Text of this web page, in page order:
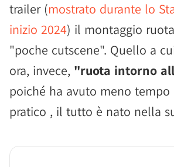
trailer (mostrato durante lo
inizio 2024) il montaggio
"poche cutscene". Quello a
ora, invece, "ruota intorno
poiché ha avuto meno
pratico , il tutto è nato nella